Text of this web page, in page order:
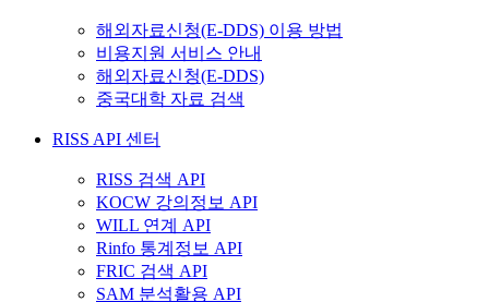
해외자료신청(E-DDS) 이용 방법
비용지원 서비스 안내
해외자료신청(E-DDS)
중국대학 자료 검색
RISS API 센터
RISS 검색 API
KOCW 강의정보 API
WILL 연계 API
Rinfo 통계정보 API
FRIC 검색 API
SAM 분석활용 API